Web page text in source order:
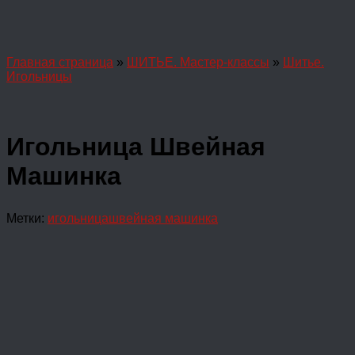
Главная страница » ШИТЬЕ. Мастер-классы » Шитье.
Игольницы
Игольница Швейная
Машинка
Метки: игольницашвейная машинка